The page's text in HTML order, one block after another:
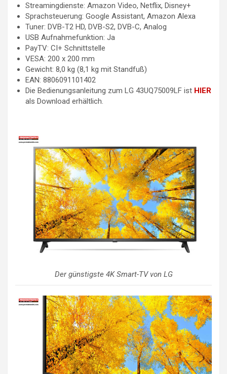
Streamingdienste: Amazon Video, Netflix, Disney+
Sprachsteuerung: Google Assistant, Amazon Alexa
Tuner: DVB-T2 HD, DVB-S2, DVB-C, Analog
USB Aufnahmefunktion: Ja
PayTV: CI+ Schnittstelle
VESA: 200 x 200 mm
Gewicht: 8,0 kg (8,1 kg mit Standfuß)
EAN: 8806091101402
Die Bedienungsanleitung zum LG 43UQ75009LF ist HIER
als Download erhältlich.
Der günstigste 4K Smart-TV von LG